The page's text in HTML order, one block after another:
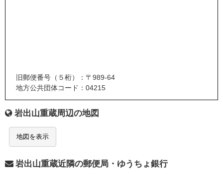
旧郵便番号（５桁）：〒989-64
地方公共団体コード：04215
岩出山重蔵周辺の地図
地図を表示
岩出山重蔵近隣の郵便局・ゆうちょ銀行